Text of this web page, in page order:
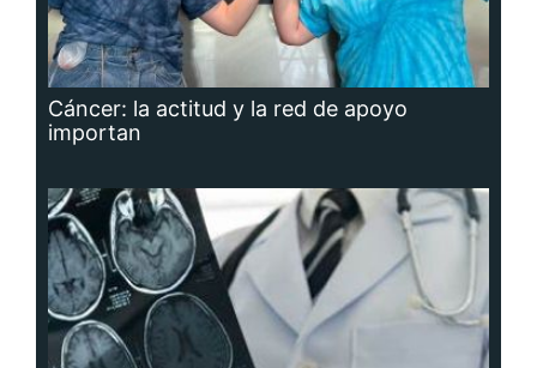
Cáncer: la actitud y la red de apoyo
importan